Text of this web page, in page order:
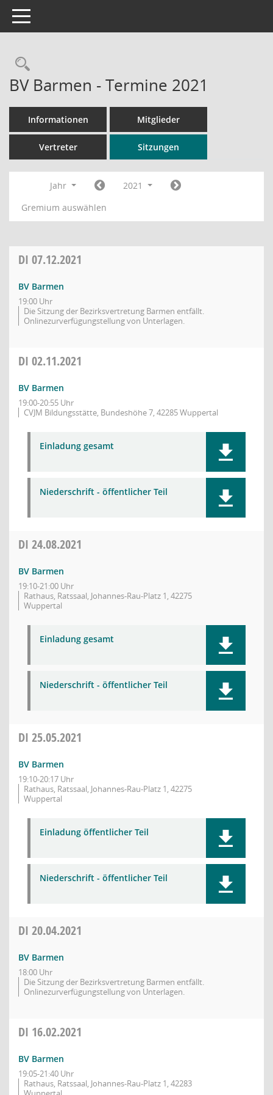
Toggle navigation
Rechercheauswahl
BV Barmen - Termine 2021
Informationen Mitglieder
Vertreter Sitzungen
Jahr
2021
Gremium auswählen
DI 07.12.2021
BV Barmen
19:00 Uhr
Die Sitzung der Bezirksvertretung Barmen entfällt.
Onlinezurverfügungstellung von Unterlagen.
DI 02.11.2021
BV Barmen
19:00-20:55 Uhr
CVJM Bildungsstätte, Bundeshöhe 7, 42285 Wuppertal
Einladung gesamt
Niederschrift - öffentlicher Teil
DI 24.08.2021
BV Barmen
19:10-21:00 Uhr
Rathaus, Ratssaal, Johannes-Rau-Platz 1, 42275
Wuppertal
Einladung gesamt
Niederschrift - öffentlicher Teil
DI 25.05.2021
BV Barmen
19:10-20:17 Uhr
Rathaus, Ratssaal, Johannes-Rau-Platz 1, 42275
Wuppertal
Einladung öffentlicher Teil
Niederschrift - öffentlicher Teil
DI 20.04.2021
BV Barmen
18:00 Uhr
Die Sitzung der Bezirksvertretung Barmen entfällt.
Onlinezurverfügungstellung von Unterlagen.
DI 16.02.2021
BV Barmen
19:05-21:40 Uhr
Rathaus, Ratssaal, Johannes-Rau-Platz 1, 42283